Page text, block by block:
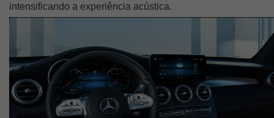
intensificando a experiência acústica.